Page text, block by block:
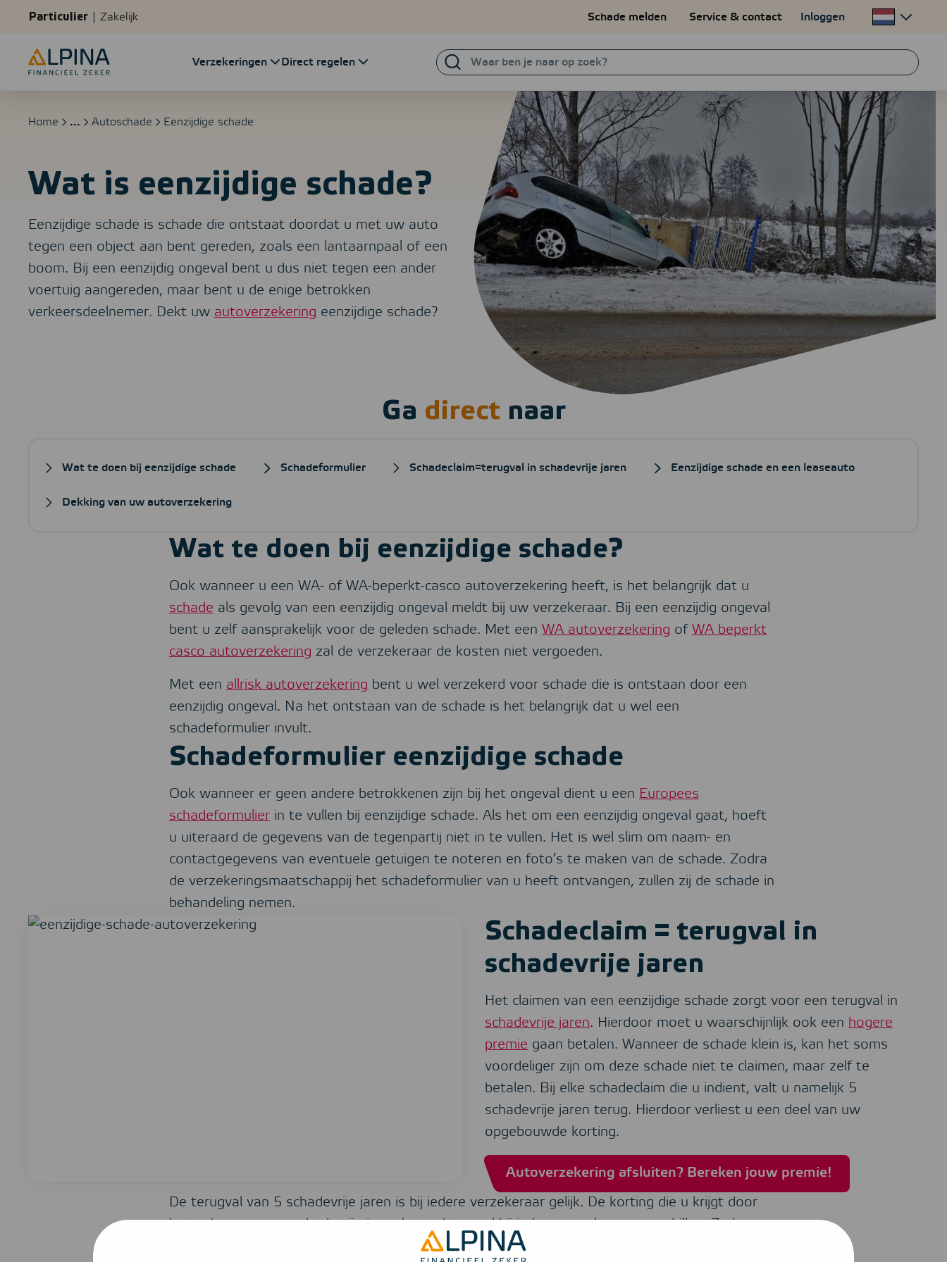
Ga verder naar content
Particulier Zakelijk Schade melden Service & contact Inloggen
Verzekeringen Direct regelen
Waar
ben
je
Home ... Autoschade Eenzijdige schade
Wat is eenzijdige schade?
Eenzijdige schade is schade die ontstaat doordat u met uw auto
tegen een object aan bent gereden, zoals een lantaarnpaal of een
boom. Bij een eenzijdig ongeval bent u dus niet tegen een ander
voertuig aangereden, maar bent u de enige betrokken
verkeersdeelnemer. Dekt uw autoverzekering eenzijdige schade?
Ga directnaar
Wat te doen bij eenzijdige schade Schadeformulier Schadeclaim=terugval in schadevrije jaren Eenzijdige schade en een leaseauto
Dekking van uw autoverzekering
Wat te doen bij eenzijdige schade?
Ook wanneer u een WA- of WA-beperkt-casco autoverzekering heeft, is het belangrijk dat u
schade als gevolg van een eenzijdig ongeval meldt bij uw verzekeraar. Bij een eenzijdig ongeval
bent u zelf aansprakelijk voor de geleden schade. Met een WA autoverzekering of WA beperkt
casco autoverzekering zal de verzekeraar de kosten niet vergoeden.
Met een allrisk autoverzekering bent u wel verzekerd voor schade die is ontstaan door een
eenzijdig ongeval. Na het ontstaan van de schade is het belangrijk dat u wel een
schadeformulier invult.
Schadeformulier eenzijdige schade
Ook wanneer er geen andere betrokkenen zijn bij het ongeval dient u een Europees
schadeformulier in te vullen bij eenzijdige schade. Als het om een eenzijdig ongeval gaat, hoeft
u uiteraard de gegevens van de tegenpartij niet in te vullen. Het is wel slim om naam- en
contactgegevens van eventuele getuigen te noteren en foto’s te maken van de schade. Zodra
de verzekeringsmaatschappij het schadeformulier van u heeft ontvangen, zullen zij de schade in
behandeling nemen.
Schadeclaim = terugval in
schadevrije jaren
Het claimen van een eenzijdige schade zorgt voor een terugval in
schadevrije jaren. Hierdoor moet u waarschijnlijk ook een hogere
premie gaan betalen. Wanneer de schade klein is, kan het soms
voordeliger zijn om deze schade niet te claimen, maar zelf te
betalen. Bij elke schadeclaim die u indient, valt u namelijk 5
schadevrije jaren terug. Hierdoor verliest u een deel van uw
opgebouwde korting.
Autoverzekering afsluiten? Bereken jouw premie!
De terugval van 5 schadevrije jaren is bij iedere verzekeraar gelijk. De korting die u krijgt door
het opbouwen van schadevrije jaren kan echter wel bij iedere verzekeraar verschillen. Zo kan
het zijn dat u na een schadeclaim bij de ene verzekeringsmaatschappij een stuk minder korting